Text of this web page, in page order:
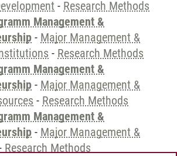
- Research Methods
Management &
- Major Management &
- Research Methods
Management &
- Major Management &
- Research Methods
Management &
- Major Management &
Research Methods